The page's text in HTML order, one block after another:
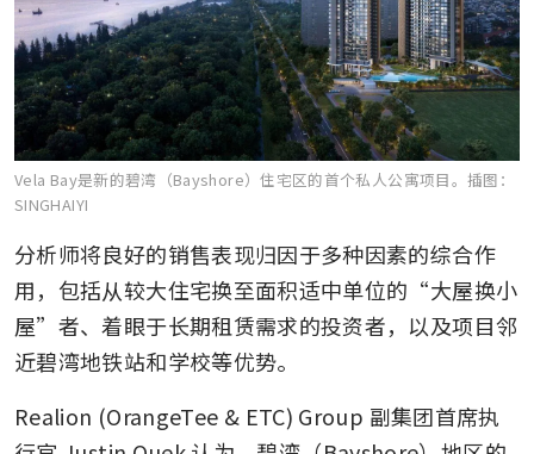
Vela Bay是新的碧湾（Bayshore）住宅区的首个私人公寓项目。 插图：
SINGHAIYI
分析师将良好的销售表现归因于多种因素的综合作
用，包括从较大住宅换至面积适中单位的“大屋换小
屋”者、着眼于长期租赁需求的投资者，以及项目邻
近碧湾地铁站和学校等优势。
Realion (OrangeTee & ETC) Group 副集团首席执